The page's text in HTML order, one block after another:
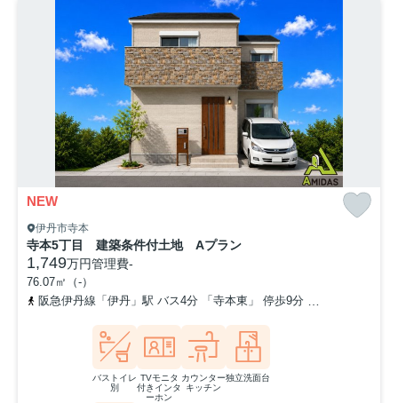
NEW
伊丹市寺本
寺本5丁目 建築条件付土地 Aプラン
1,749万円管理費-
76.07㎡（-）
阪急伊丹線「伊丹」駅 バス4分 「寺本東」 停歩9分
バストイレ
別
TVモニタ
付きインタ
ーホン
カウンター
キッチン
独立洗面台